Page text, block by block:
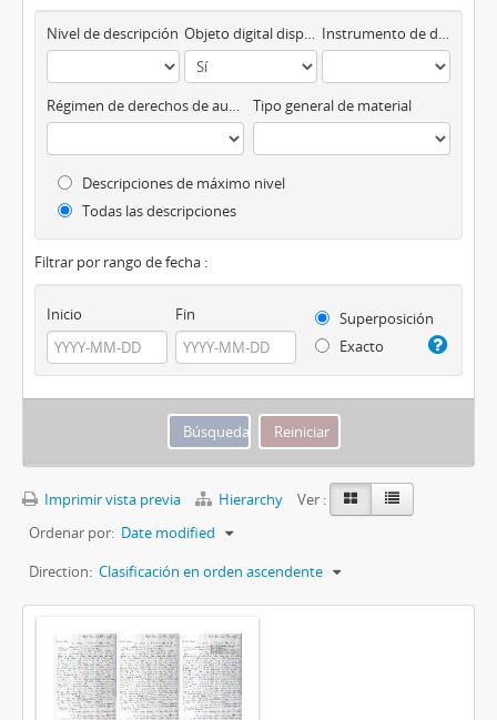
Nivel de descripción Objeto digital disponibles Instrumento de descripción
Régimen de derechos de autor Tipo general de material
Descripciones de máximo nivel
Todas las descripciones
Filtrar por rango de fecha :
Inicio Fin
Superposición
Exacto
Imprimir vista previa Hierarchy
Ver :
Ordenar por: Date modified
Direction: Clasificación en orden ascendente